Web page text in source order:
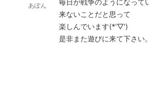
あぽん
毎日が戦争のようになって
来ないことだと思って
楽しんでいます(*'▽')
是非また遊びに来て下さい。